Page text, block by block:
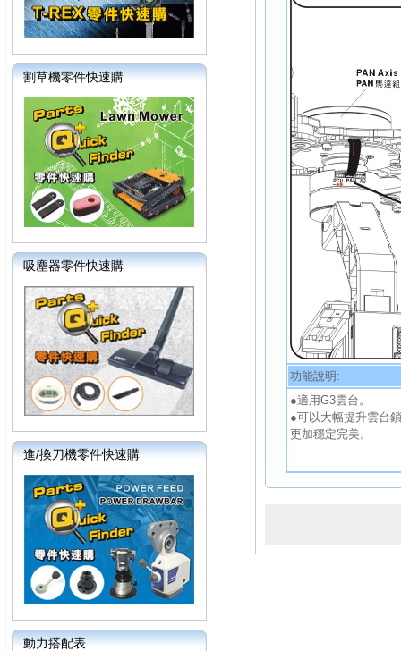
割草機零件快速購
吸塵器零件快速購
進/換刀機零件快速購
動力搭配表
功能說明:
●適用G3雲台。
●可以大幅提升雲台
更加穩定完美。